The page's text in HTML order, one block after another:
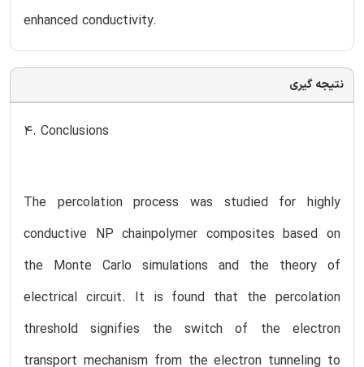
enhanced conductivity.
نتیجه گیری
4. Conclusions
The percolation process was studied for highly
conductive NP chainpolymer composites based on
the Monte Carlo simulations and the theory of
electrical circuit. It is found that the percolation
threshold signifies the switch of the electron
transport mechanism from the electron tunneling to